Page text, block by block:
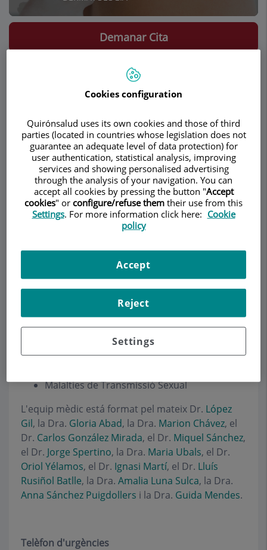
Contacte
Demanar Cita
Descripció
La Clínica DermatològicaDr. López Gilconta EN
L'Hospital Quirón Teknon Barcelona amb un
equip de dermatòlegs expertsen les diferents
àrees de la Dermatologia Clínica, Dermatologia
amb la última tecnologia mèdica.
Les seves especialitats son:
Dermatologia Clínica
Dermatologia Estètica
Dermatologia Oncològica
Caiguda de Cabell
Laserteràpia
Malalties de Transmissió Sexual
L'equip mèdic está format pel mateix Dr. López
Gil, la Dra. Gloria Abad, la Dra. Marion Chávez, el
Dr. Carlos González Mirada, el Dr. Miquel Sánchez,
el Dr. Jorge Spertino, la Dra. Maria Ubals, el Dr.
Oriol Yélamos, el Dr. Ignasi Martí, el Dr. Lluís
Rusiñol Batlle, la Dra. Amalia Luna Sulca, la Dra.
Anna Sánchez Puigdollers i la Dra. Guida Mendes.
Telèfon d'urgències
Cookies configuration
Quirónsalud uses its own cookies and those of third
parties (located in countries whose legislation does not
guarantee an adequate level of data protection) for
user authentication, statistical analysis, improving
services and showing personalised advertising
through the analysis of your navigation. You can
accept all cookies by pressing the button "Accept
cookies" or configure/refuse them their use from this
Settings. For more information click here: Cookie
policy
Settings
Reject
Accept